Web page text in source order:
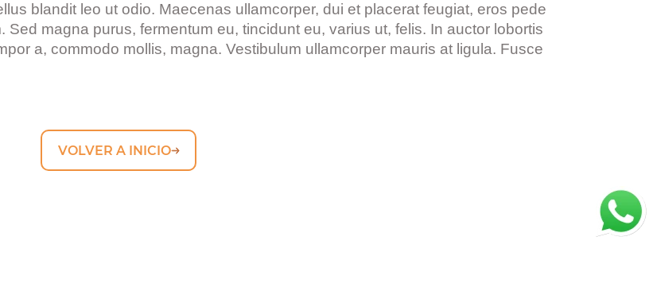
blandit leo ut odio. Maecenas ullamcorper, dui et placerat feugiat, eros pede
magna purus, fermentum eu, tincidunt eu, varius ut, felis. In auctor lobortis
a, commodo mollis, magna. Vestibulum ullamcorper mauris at ligula. Fusce
VOLVER A INICIO